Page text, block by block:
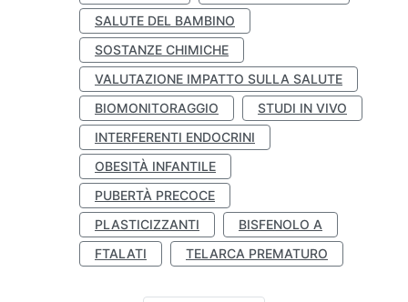
SALUTE DEL BAMBINO
SOSTANZE CHIMICHE
VALUTAZIONE IMPATTO SULLA SALUTE
BIOMONITORAGGIO
STUDI IN VIVO
INTERFERENTI ENDOCRINI
OBESITÀ INFANTILE
PUBERTÀ PRECOCE
PLASTICIZZANTI
BISFENOLO A
FTALATI
TELARCA PREMATURO